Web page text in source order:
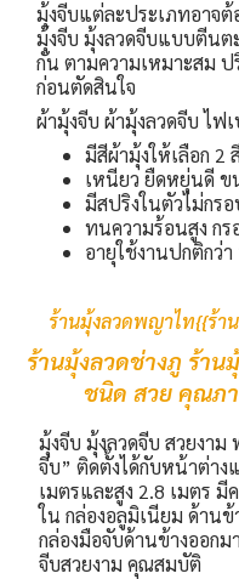
มุ้งจีบแต่ละประเภทอาจต้
มุ้งจีบ มุ้งลวดจีบแบบตีนต
กัน ตามความเหมาะสม
ก่อนตัดสินใจ
ผ้ามุ้งจีบ ผ้ามุ้งลวดจีบ ไฟ
มีสีผ้ามุ้งให้เลือก 2
เหนียว ยืดหยุ่นดี ข
มีสปริงในตัวไม่กร
ทนความร้อนสูง ก
อายุใช้งานปกติกว่
ร้านมุ้งลวดพญาไท{{ร้า
ร้านมุ้งลวดช่างภู ร้า
ชนิด สวย คุณภ
มุ้งจีบ มุ้งลวดจีบ สวยงา
จีบ” ติดตั้งได้กับหน้าต่าง
เมตรและสูง 2.8 เมตร มี
ใน กล่องอลูมิเนียม ด้านข้
กล่องมือจับด้านข้างออก
จีบสวยงาม คุณสมบัติ